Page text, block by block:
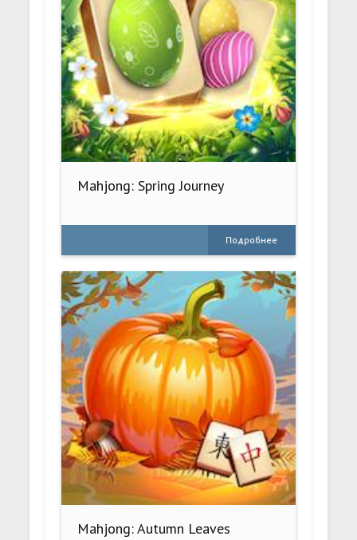
Mahjong: Spring Journey
Подробнее
Mahjong: Autumn Leaves